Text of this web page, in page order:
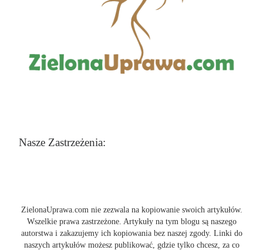
Nasze Zastrzeżenia:
ZielonaUprawa.com nie zezwala na kopiowanie swoich artykułów.
Wszelkie prawa zastrzeżone. Artykuły na tym blogu są naszego
autorstwa i zakazujemy ich kopiowania bez naszej zgody. Linki do
naszych artykułów możesz publikować, gdzie tylko chcesz, za co